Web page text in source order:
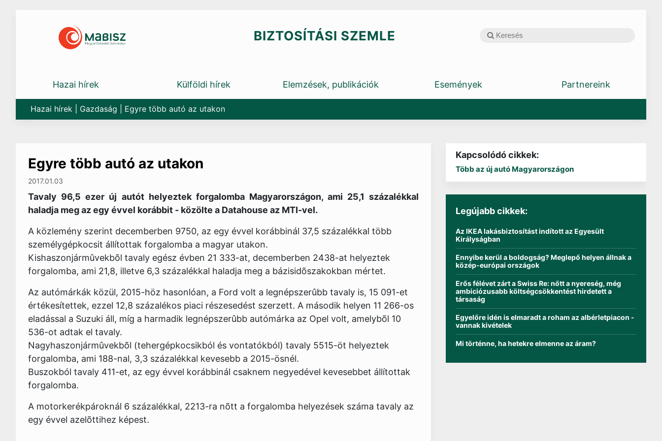
BIZTOSÍTÁSI SZEMLE
Hazai hírek Külföldi hírek Elemzések, publikációk Események Partnereink
Hazai hírek Gazdaság Egyre több autó az utakon
Egyre több autó az utakon
2017.01.03
Tavaly 96,5 ezer új autót helyeztek forgalomba Magyarországon, ami 25,1 százalékkal
haladja meg az egy évvel korábbit - közölte a Datahouse az MTI-vel.
A közlemény szerint decemberben 9750, az egy évvel korábbinál 37,5 százalékkal több
személygépkocsit állítottak forgalomba a magyar utakon.
Kishaszonjármûvekbõl tavaly egész évben 21 333-at, decemberben 2438-at helyeztek
forgalomba, ami 21,8, illetve 6,3 százalékkal haladja meg a bázisidõszakokban mértet.
Az autómárkák közül, 2015-höz hasonlóan, a Ford volt a legnépszerûbb tavaly is, 15 091-et
értékesítettek, ezzel 12,8 százalékos piaci részesedést szerzett. A második helyen 11 266-os
eladással a Suzuki áll, míg a harmadik legnépszerûbb autómárka az Opel volt, amelybõl 10
536-ot adtak el tavaly.
Nagyhaszonjármûvekbõl (tehergépkocsikból és vontatókból) tavaly 5515-öt helyeztek
forgalomba, ami 188-nal, 3,3 százalékkal kevesebb a 2015-ösnél.
Buszokból tavaly 411-et, az egy évvel korábbinál csaknem negyedével kevesebbet állítottak
forgalomba.
A motorkerékpároknál 6 százalékkal, 2213-ra nõtt a forgalomba helyezések száma tavaly az
egy évvel azelõttihez képest.
Kapcsolódó cikkek:
Több az új autó Magyarországon
Legújabb cikkek:
Az IKEA lakásbiztosítást indított az Egyesült
Királyságban
Ennyibe kerül a boldogság? Meglepő helyen állnak a
közép-európai országok
Erős félévet zárt a Swiss Re: nőtt a nyereség, még
ambiciózusabb költségcsökkentést hirdetett a
társaság
Egyelőre idén is elmaradt a roham az albérletpiacon -
vannak kivételek
Mi történne, ha hetekre elmenne az áram?